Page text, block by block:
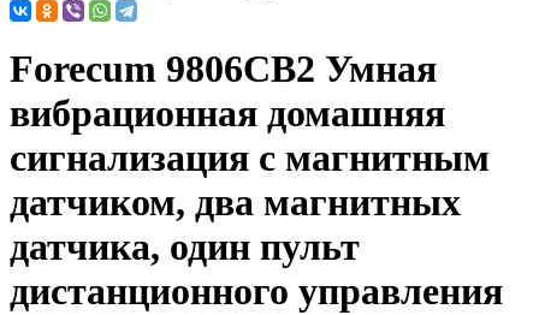
Forecum 9806CB2 Умная
вибрационная домашняя
сигнализация с магнитным
датчиком, два магнитных
датчика, один пульт
дистанционного управления